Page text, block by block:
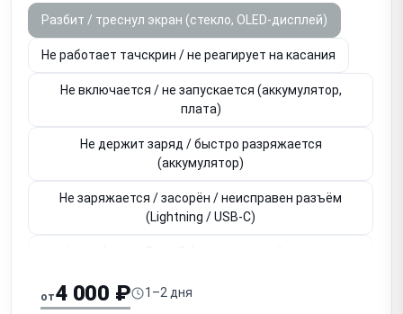
Разбит / треснул экран (стекло, OLED-дисплей)
Не работает тачскрин / не реагирует на касания
Не включается / не запускается (аккумулятор,
плата)
Не держит заряд / быстро разряжается
(аккумулятор)
Не заряжается / засорён / неисправен разъём
(Lightning / USB-C)
Не работает Touch ID / кнопка Home (привязана к
от4 000 ₽ 1–2 дня